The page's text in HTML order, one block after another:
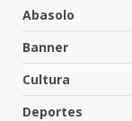
Abasolo
Banner
Cultura
Deportes
3